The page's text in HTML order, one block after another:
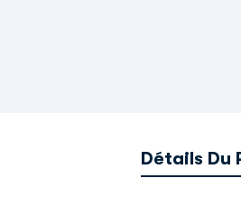
Détails Du